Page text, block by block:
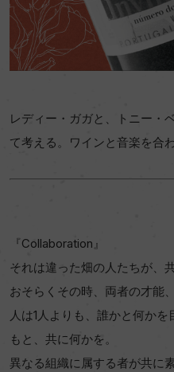
レディー・ガガと、トニー・
て考える。ワインと音楽を合
『Collaboration』
それは違った畑の人たちが、
おそらくその時、両者の才能
人は1人よりも、誰かと何か
もと、共に何かを。
異なる組織に属する者が共に